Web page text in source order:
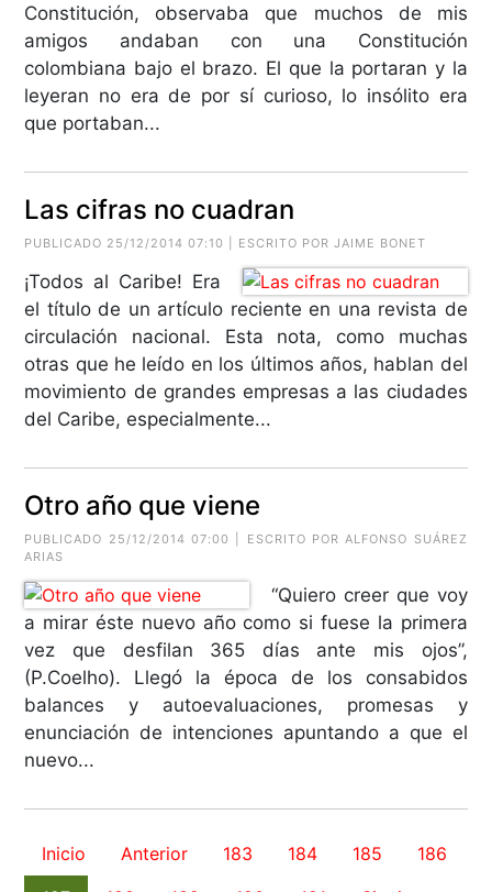
Constitución, observaba que muchos de mis
amigos andaban con una Constitución
colombiana bajo el brazo. El que la portaran y la
leyeran no era de por sí curioso, lo insólito era
que portaban...
Las cifras no cuadran
PUBLICADO 25/12/2014 07:10 | ESCRITO PORJAIME BONET
¡Todos al Caribe! Era
el título de un artículo reciente en una revista de
circulación nacional. Esta nota, como muchas
otras que he leído en los últimos años, hablan del
movimiento de grandes empresas a las ciudades
del Caribe, especialmente...
Otro año que viene
PUBLICADO 25/12/2014 07:00 | ESCRITO POR ALFONSO SUÁREZ
ARIAS
“Quiero creer que voy
a mirar éste nuevo año como si fuese la primera
vez que desfilan 365 días ante mis ojos”,
(P.Coelho). Llegó la época de los consabidos
balances y autoevaluaciones, promesas y
enunciación de intenciones apuntando a que el
nuevo...
Inicio Anterior 183 184 185
186